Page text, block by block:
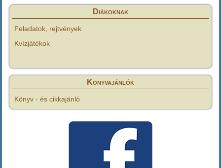
Diákoknak
Feladatok, rejtvények
Kvízjátékok
Könyvajánlók
Könyv - és cikkajánló